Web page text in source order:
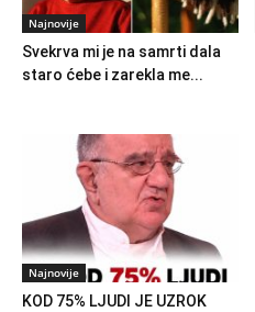
Najnovije
Svekrva mi je na samrti dala
staro ćebe i zarekla me...
Najnovije
KOD 75% LJUDI JE UZROK